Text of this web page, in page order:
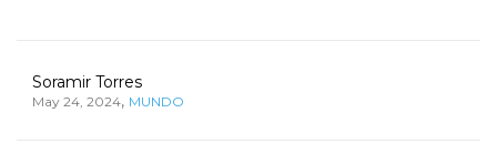
Soramir Torres
May 24, 2024, MUNDO